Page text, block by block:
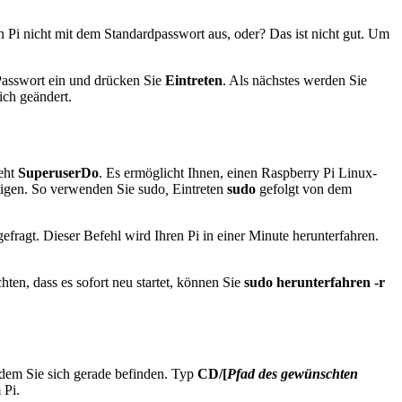
nicht mit dem Standardpasswort aus, oder? Das ist nicht gut. Um
ein und drücken Sie Eintreten. Als nächstes werden Sie
geändert.
SuperuserDo. Es ermöglicht Ihnen, einen Raspberry Pi Linux-
So verwenden Sie sudo Eintreten sudo gefolgt von dem
Dieser Befehl wird Ihren Pi in einer Minute herunterfahren.
dass es sofort neu startet, können Sie sudo herunterfahren -r
Sie sich gerade befinden. Typ CD/[Pfad des gewünschten
Pi.